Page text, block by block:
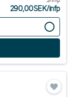
290,00SEK/infp